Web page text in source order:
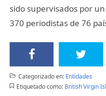
sido supervisados por
370 periodistas de 76
Categorizado en: Entidades
Etiquetado como: British Virgin